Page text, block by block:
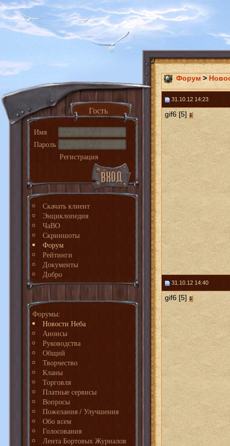
Гость
Имя
Пароль
Регистрация
Скачать клиент
Энциклопедия
ЧаВО
Скриншоты
Форум
Рейтинги
Документы
Добро
Форумы:
Новости Неба
Анонсы
Руководства
Общий
Творчество
Кланы
Торговля
Платные сервисы
Вопросы
Пожелания / Улучшения
Обо всем
Голосования
Лента Бортовых Журналов
Форум >
31.10.12 14:23
gif6 [5]
31.10.12 14:40
gif6 [5]